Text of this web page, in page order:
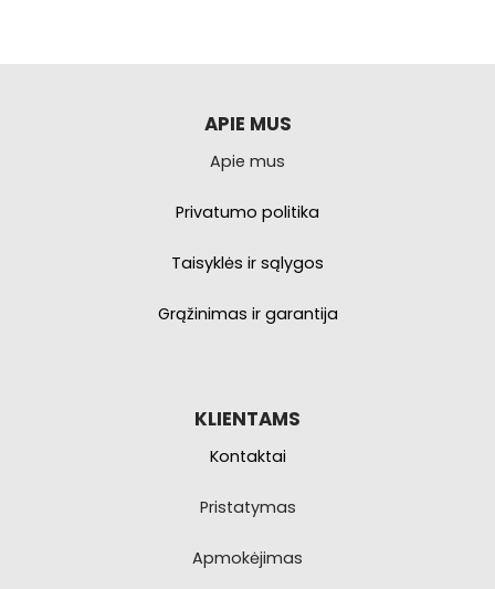
APIE MUS
Apie mus
Privatumo politika
Taisyklės ir sąlygos
Grąžinimas ir garantija
KLIENTAMS
Kontaktai
Pristatymas
Apmokėjimas